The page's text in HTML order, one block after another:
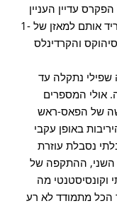
של 2 משחקים על הפקרס עדיין העניין
לא גמור. לעומת זאת, הפסד של הניינרס יוריד אותם למאזן של 1-
אחרי הסיהוקס והקרדינלס
נתקלה עד
אולי המספרים
של הפאס-ראש
באופן עקבי
הבלתי נסבלת עוזרת
השני, ההתקפה של
וקונסיסטנטי מה
הכל מתמודד לא רע